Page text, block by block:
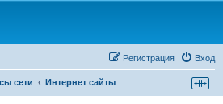
Вход
Регистрация
сети Интернет сайты